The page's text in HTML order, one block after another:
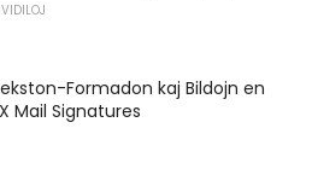
Formadon kaj Bildojn en
Mail Signatures